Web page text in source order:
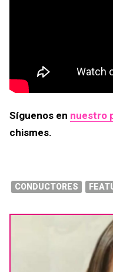
Síguenos en nuestro
chismes.
CONDUCTORES